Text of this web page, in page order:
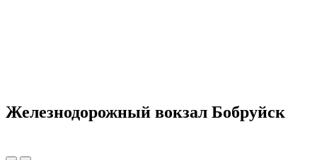
Железнодорожный вокзал Бобруйск